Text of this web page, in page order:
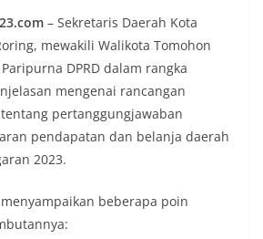
– Sekretaris Daerah Kota
mewakili Walikota Tomohon
DPRD dalam rangka
mengenai rancangan
pertanggungjawaban
pendapatan dan belanja daerah
2023.
beberapa poin